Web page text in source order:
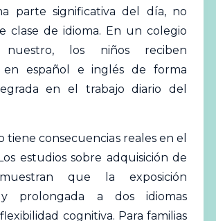
parte significativa del día, no
clase de idioma. En un colegio
los niños reciben
en español e inglés de forma
en el trabajo diario del
tiene consecuencias reales en el
estudios sobre adquisición de
que la exposición
prolongada a dos idiomas
cognitiva. Para familias